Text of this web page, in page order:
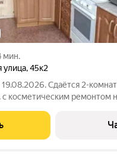
мин.
улица,45к2
Сдаётся 2-
косметическим ремонтом
-